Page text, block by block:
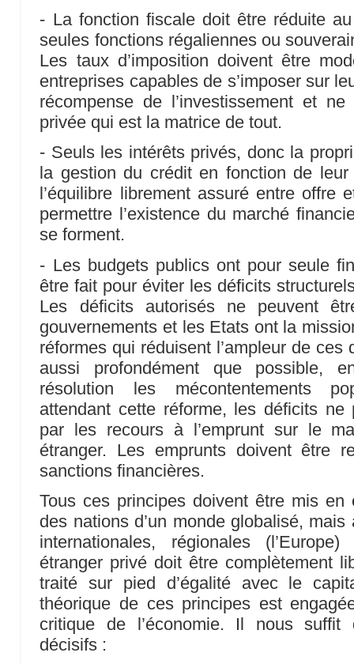
- La fonction fiscale doit être réduite
seules fonctions régaliennes ou
Les taux d’imposition doivent être
entreprises capables de s’imposer sur
récompense de l’investissement et ne
privée qui est la matrice de tout.
- Seuls les intérêts privés, donc la
la gestion du crédit en fonction de leur
l’équilibre librement assuré entre offre
permettre l’existence du marché
se forment.
- Les budgets publics ont pour seule
être fait pour éviter les déficits
Les déficits autorisés ne peuvent
gouvernements et les Etats ont la
réformes qui réduisent l’ampleur de
aussi profondément que possible,
résolution les mécontentements
attendant cette réforme, les déficits ne
par les recours à l’emprunt sur le
étranger. Les emprunts doivent être
sanctions financières.
Tous ces principes doivent être mis
des nations d’un monde globalisé,
internationales, régionales
étranger privé doit être complètement
traité sur pied d’égalité avec le
théorique de ces principes est
critique de l’économie. Il nous suffit
décisifs :